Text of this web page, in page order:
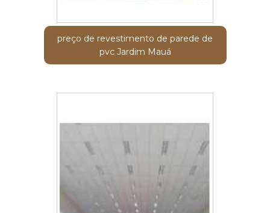
preço de revestimento de parede de
pvc Jardim Mauá